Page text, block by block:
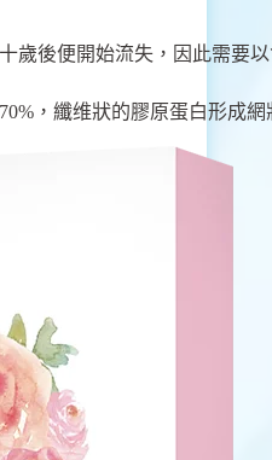
歲後便開始流失，因此需要
，纖维狀的膠原蛋白形成網